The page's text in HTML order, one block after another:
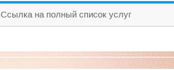
Ссылка на полный список услуг